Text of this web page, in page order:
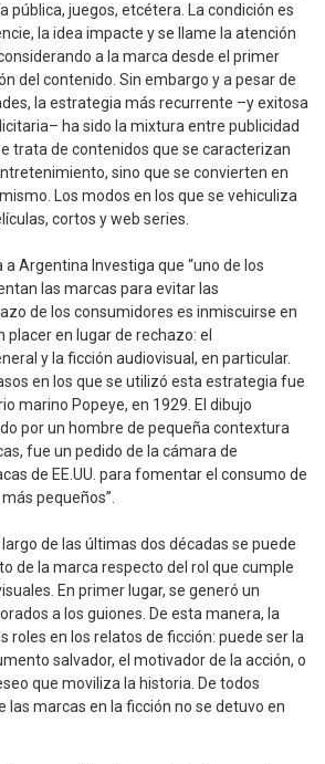
pública, juegos, etcétera. La condición es
la idea impacte y se llame la atención
a la marca desde el primer
del contenido. Sin embargo y a pesar de
la estrategia más recurrente –y exitosa
ha sido la mixtura entre publicidad
trata de contenidos que se caracterizan
sino que se convierten en
Los modos en los que se vehiculiza
cortos y web series.
Argentina Investiga que “uno de los
las marcas para evitar las
de los consumidores es inmiscuirse en
en lugar de rechazo: el
y la ficción audiovisual, en particular.
en los que se utilizó esta estrategia fue
marino Popeye, en 1929. El dibujo
por un hombre de pequeña contextura
fue un pedido de la cámara de
de EE.UU. para fomentar el consumo de
pequeños”.
de las últimas dos décadas se puede
de la marca respecto del rol que cumple
En primer lugar, se generó un
a los guiones. De esta manera, la
en los relatos de ficción: puede ser la
salvador, el motivador de la acción, o
que moviliza la historia. De todos
las marcas en la ficción no se detuvo en